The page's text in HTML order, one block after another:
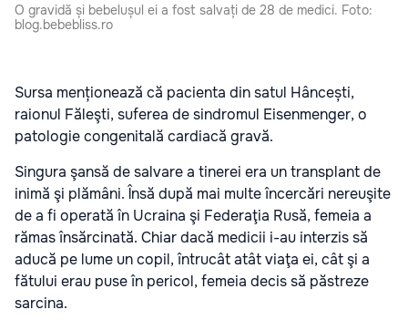
O gravidă și bebelușul ei a fost salvați de 28 de medici. Foto:
blog.bebebliss.ro
Sursa menționează că pacienta din satul Hâncești,
raionul Făleşti, suferea de sindromul Eisenmenger, o
patologie congenitală cardiacă gravă.
Singura şansă de salvare a tinerei era un transplant de
inimă şi plămâni. Însă după mai multe încercări nereuşite
de a fi operată în Ucraina şi Federaţia Rusă, femeia a
rămas însărcinată. Chiar dacă medicii i-au interzis să
aducă pe lume un copil, întrucât atât viaţa ei, cât şi a
fătului erau puse în pericol, femeia decis să păstreze
sarcina.